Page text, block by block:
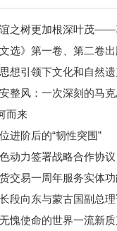
文选》第一卷、第二卷
而来
进阶后的“韧性突围”
动力签署战略合作协议
交易一周年服务实体功